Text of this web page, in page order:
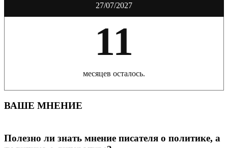
27/07/2027
11
месяцев осталось.
ВАШЕ МНЕНИЕ
Полезно ли знать мнение писателя о политике, а